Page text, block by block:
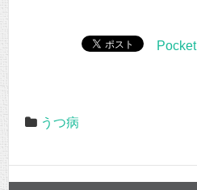
Pocket
うつ病